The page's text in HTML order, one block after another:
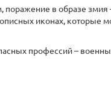
в образе змия
иконах,
профессий –